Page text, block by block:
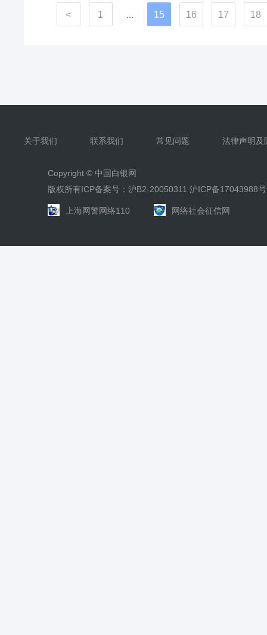
< 1 15 16 17 18
关于我们 联系我们 常见问题 法律声明及
Copyright © 中国白银网
版权所有ICP备案号：沪B2-20050311 沪ICP备17043988号
上海网警网络110 网络社会征信网